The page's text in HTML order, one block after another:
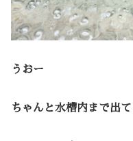
うおー
ちゃんと水槽内まで出て